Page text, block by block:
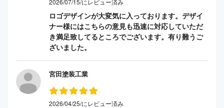
ロゴデザインが大変気に入っております。デザイ
ナー様にはこちらの意見も迅速に対応していただ
き満足致してるところでございます。有り難うご
ざいました。
宮田塗装工業
2026/04/25/にレビュー済み